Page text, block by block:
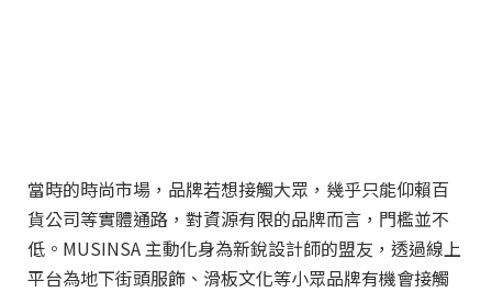
當時的時尚市場，品牌若想接觸大眾，幾乎只能仰賴百
貨公司等實體通路，對資源有限的品牌而言，門檻並不
低。MUSINSA 主動化身為新銳設計師的盟友，透過線上
平台為地下街頭服飾、滑板文化等小眾品牌有機會接觸